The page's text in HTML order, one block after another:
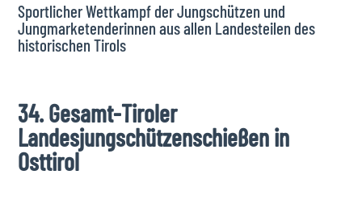
Sportlicher Wettkampf der Jungschützen und
Jungmarketenderinnen aus allen Landesteilen des
historischen Tirols
34. Gesamt-Tiroler
Landesjungschützenschießen in
Osttirol